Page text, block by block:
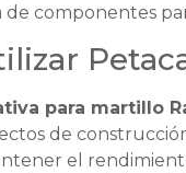
componentes
para martillo
de
el